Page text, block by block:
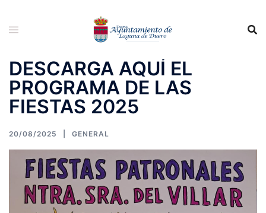
DESCARGA AQUÍ EL
PROGRAMA DE LAS
FIESTAS 2025
20/08/2025 GENERAL